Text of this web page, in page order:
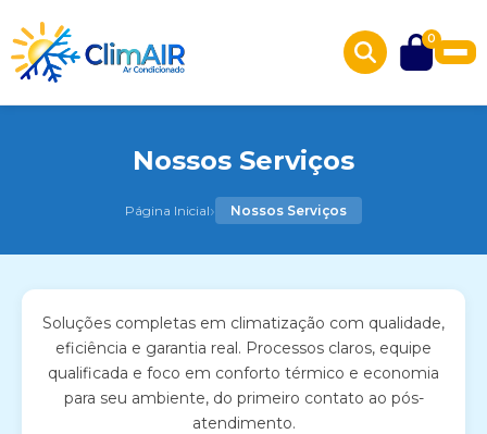
0
Nossos Serviços
Página Inicial› Nossos Serviços
Soluções completas em climatização com qualidade,
eficiência e garantia real. Processos claros, equipe
qualificada e foco em conforto térmico e economia
para seu ambiente, do primeiro contato ao pós-
atendimento.